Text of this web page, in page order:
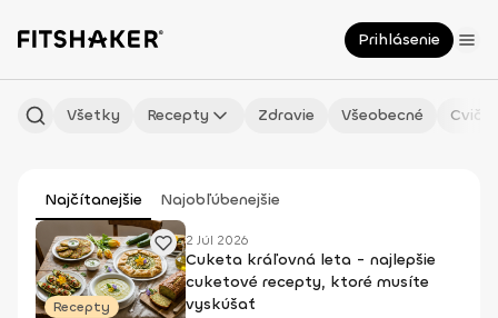
Prihlásenie
Všetky Recepty Zdravie Všeobecné
Najčítanejšie Najobľúbenejšie
Recepty
2 Júl 2026
Cuketa kráľovná leta - najlepšie
cuketové recepty, ktoré musíte
vyskúšať